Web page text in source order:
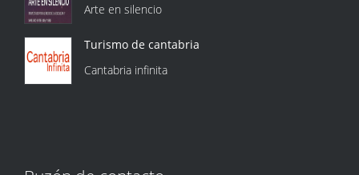
Arte en silencio
Turismo de cantabria
Cantabria infinita